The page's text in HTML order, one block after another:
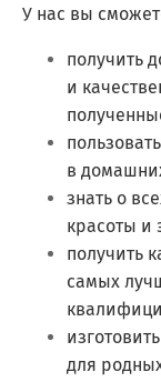
У нас вы
получить
и
в
знать о
красоты и
получить
самых
для